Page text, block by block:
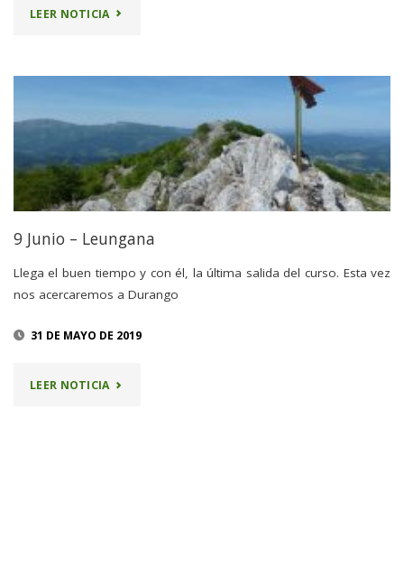
LEER NOTICIA"SUSPENDIDA
AL
MUGARRA"
9 Junio – Leungana
Llega el buen tiempo y con él, la última salida del curso. Esta vez
nos acercaremos a Durango
31 DE MAYO DE 2019
LEER NOTICIA"9